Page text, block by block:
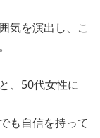
気を演出し、こ
、50代女性に
も自信を持って